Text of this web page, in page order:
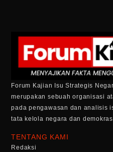
Forum Kajian Isu Strategis
merupakan sebuah organisasi
pada pengawasan dan analisis
tata kelola negara dan
TENTANG KAMI
Redaksi